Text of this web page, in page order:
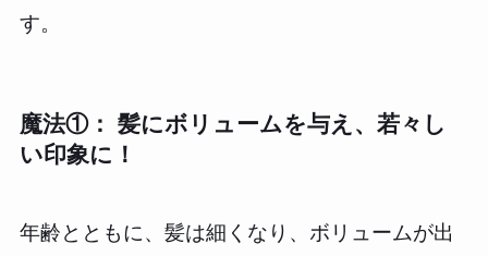
す。
魔法①： 髪にボリュームを与え、若々し
い印象に！
年齢とともに、髪は細くなり、ボリュームが出